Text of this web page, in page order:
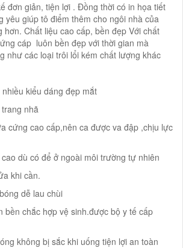
đơn giản, tiện lợi . Đồng thời có in họa tiết
yêu giúp tô điểm thêm cho ngôi nhà của
hơn. Chất liệu cao cấp, bền đẹp Với chất
cáp luôn bền đẹp với thời gian mà
như các loại trôi lổi kém chất lượng khác
kiểu dáng đẹp mắt
nhã
cứng cao cấp,nên ca được va đập ,chịu lực
dù có để ở ngoài môi trường tự nhiên
khi cần.
dễ lau chùi
bền chắc hợp vệ sinh.được bộ y tế cấp
không bị sắc khi uống tiện lợi an toàn